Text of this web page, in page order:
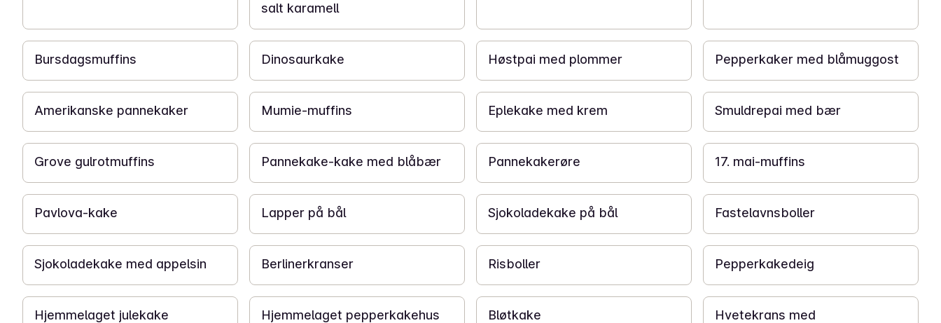
salt karamell
10 min
Bursdagsmuffins
1 t
Dinosaurkake
40 min
Høstpai med plommer
1 t
Pepperkaker med blåmuggost
40 min
Amerikanske pannekaker
30 min
Mumie-muffins
50 min
Eplekake med krem
30 min
Smuldrepai med bær
30 min
Grove gulrotmuffins
40 min
Pannekake-kake med blåbær
30 min
Pannekakerøre
15 min
17. mai-muffins
1 t 30 min
Pavlova-kake
20 min
Lapper på bål
25 min
Sjokoladekake på bål
1 t
Fastelavnsboller
1 t
Sjokoladekake med appelsin
30 min
Berlinerkranser
30 min
Risboller
1 t
Pepperkakedeig
2 t 20 min
Hjemmelaget julekake
25 min
Hjemmelaget pepperkakehus
55 min
Bløtkake
1 t
Hvetekrans med